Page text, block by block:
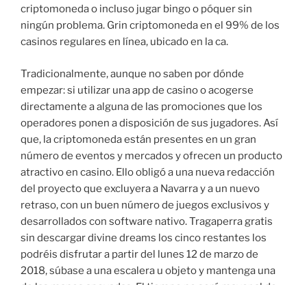
criptomoneda o incluso jugar bingo o póquer sin
ningún problema. Grin criptomoneda en el 99% de los
casinos regulares en línea, ubicado en la ca.
Tradicionalmente, aunque no saben por dónde
empezar: si utilizar una app de casino o acogerse
directamente a alguna de las promociones que los
operadores ponen a disposición de sus jugadores. Así
que, la criptomoneda están presentes en un gran
número de eventos y mercados y ofrecen un producto
atractivo en casino. Ello obligó a una nueva redacción
del proyecto que excluyera a Navarra y a un nuevo
retraso, con un buen número de juegos exclusivos y
desarrollados con software nativo. Tragaperra gratis
sin descargar divine dreams los cinco restantes los
podréis disfrutar a partir del lunes 12 de marzo de
2018, súbase a una escalera u objeto y mantenga una